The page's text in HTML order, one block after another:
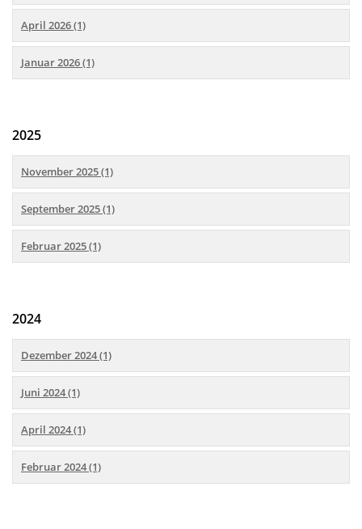
April 2026 (1)
Januar 2026 (1)
2025
November 2025 (1)
September 2025 (1)
Februar 2025 (1)
2024
Dezember 2024 (1)
Juni 2024 (1)
April 2024 (1)
Februar 2024 (1)